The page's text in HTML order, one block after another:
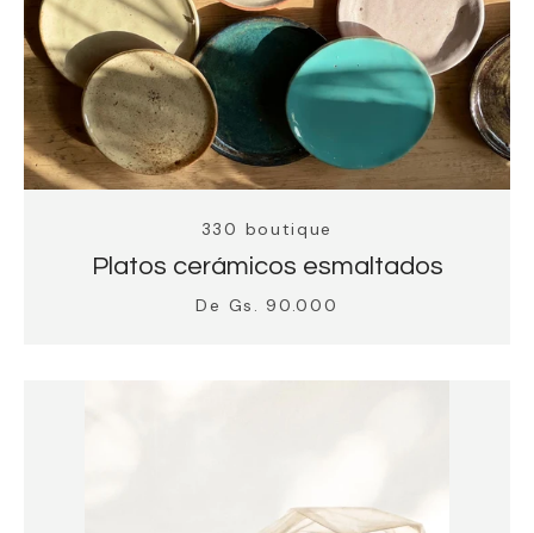
330 boutique
Platos cerámicos esmaltados
De Gs. 90.000